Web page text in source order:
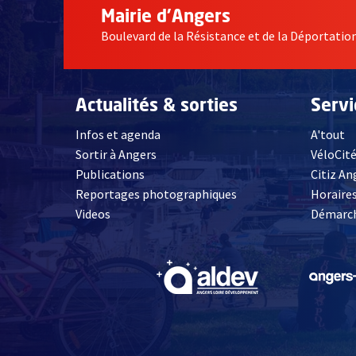
Mairie d'Angers
Boulevard de la Résistance et de la Déportation
Actualités & sorties
Infos et agenda
Sortir à Angers
Publications
Reportages photographiques
Videos, Ouvre une nouvelle fenêtre
A'tout
VéloCité
Citiz
, Ouvre une